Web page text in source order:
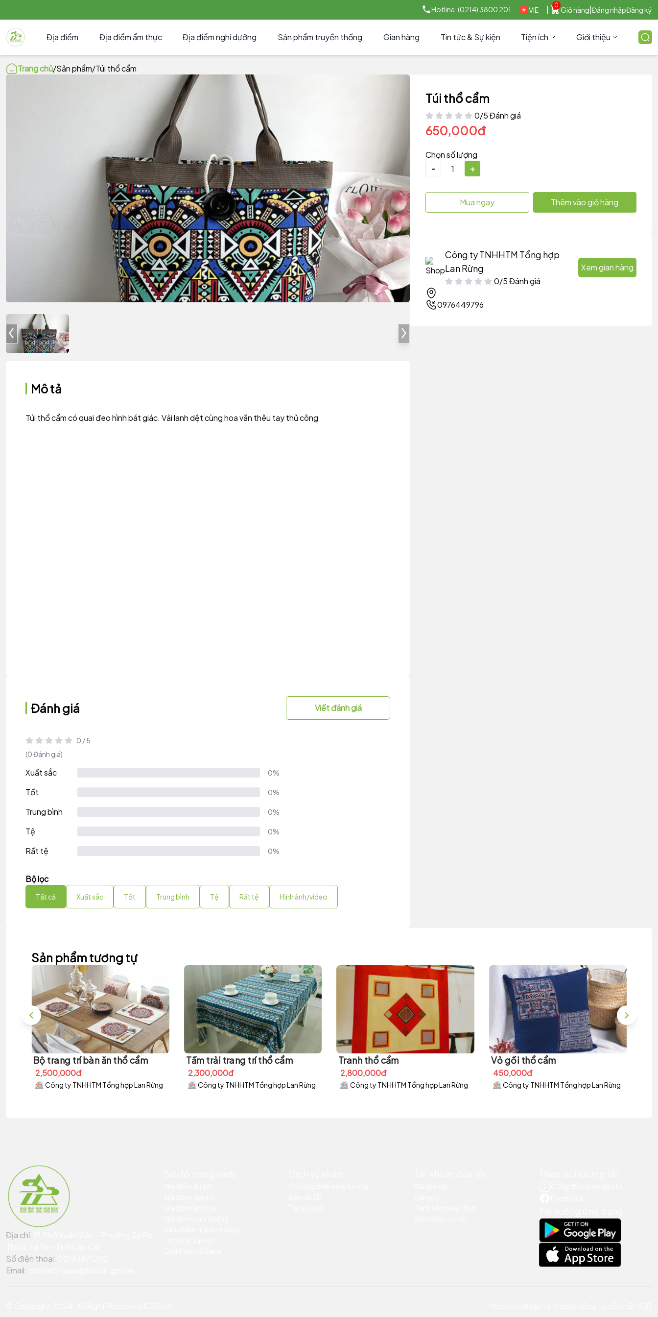
Hotline: (0214) 3800 201 VIE
0
Giỏ hàng Đăng nhậpĐăng ký
Địa điểm Địa điểm ẩm thực Địa điểm nghỉ dưỡng Sản phẩm truyền thống Gian hàng Tin tức & Sự kiện Tiện ích Giới thiệu
Trang chủ/Sản phẩm/Túi thổ cẩm
Mô tả
Túi thổ cẩm có quai đeo hình bát giác. Vải lanh dệt cùng hoa văn thêu tay thủ công
Đánh giá Viết đánh giá
0 / 5
(0 Đánh giá)
Xuất sắc 0%
Tốt 0%
Trung bình 0%
Tệ 0%
Rất tệ 0%
Bộ lọc
Tất cả Xuất sắc Tốt Trung bình Tệ Rất tệ Hình ảnh/video
Túi thổ cẩm
0/5 Đánh giá
650,000đ
Chọn số lượng
-
+
Mua ngay Thêm vào giỏ hàng
Công ty TNHHTM Tổng hợp
Lan Rừng
0/5 Đánh giá
Xem gian hàng
0976449796
Sản phẩm tương tự
Bộ trang trí bàn ăn thổ cẩm
2,500,000đ
Công ty TNHHTM Tổng hợp Lan Rừng
Tấm trải trang trí thổ cẩm
2,300,000đ
Công ty TNHHTM Tổng hợp Lan Rừng
Tranh thổ cẩm
2,800,000đ
Công ty TNHHTM Tổng hợp Lan Rừng
Vỏ gối thổ cẩm
450,000đ
Công ty TNHHTM Tổng hợp Lan Rừng
Địa chỉ:
Số điện thoại:
Email: